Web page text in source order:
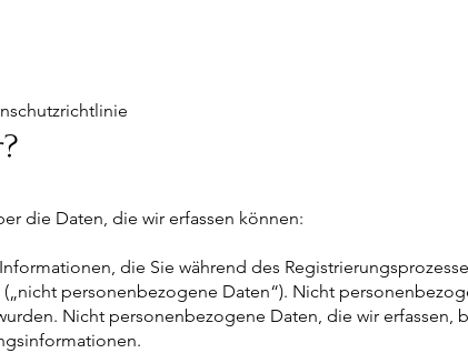
die Daten, die wir erfassen können:
die Sie während des
personenbezogene Daten“). Nicht
Nicht personenbezogene Daten, die wir erfassen,